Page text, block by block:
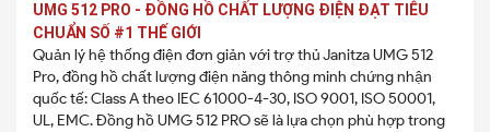
UMG 512 PRO - ĐỒNG HỒ CHẤT LƯỢNG ĐIỆN ĐẠT TIÊU
CHUẨN SỐ #1 THẾ GIỚI
Quản lý hệ thống điện đơn giản với trợ thủ Janitza UMG 512
Pro, đồng hồ chất lượng điện năng thông minh chứng nhận
quốc tế: Class A theo IEC 61000-4-30, ISO 9001, ISO 50001,
UL, EMC. Đồng hồ UMG 512 PRO sẽ là lựa chọn phù hợp trong